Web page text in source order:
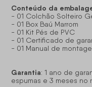
Conteúdo da
- 01 Colchão Solteiro
- 01 Box Baú Marrom
- 01 Kit Pés de PVC
- 01 Certificado de
- 01 Manual de
Garantia: 1 ano de
espumas e 3 meses no